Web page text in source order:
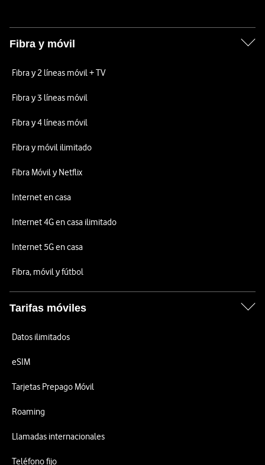
Fibra y móvil
Fibra y 2 líneas móvil + TV
Fibra y 3 líneas móvil
Fibra y 4 líneas móvil
Fibra y móvil ilimitado
Fibra Móvil y Netflix
Internet en casa
Internet 4G en casa ilimitado
Internet 5G en casa
Fibra, móvil y fútbol
Tarifas móviles
Datos ilimitados
eSIM
Tarjetas Prepago Móvil
Roaming
Llamadas internacionales
Teléfono fijo